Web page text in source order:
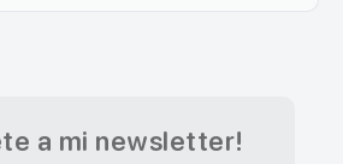
a mi newsletter!